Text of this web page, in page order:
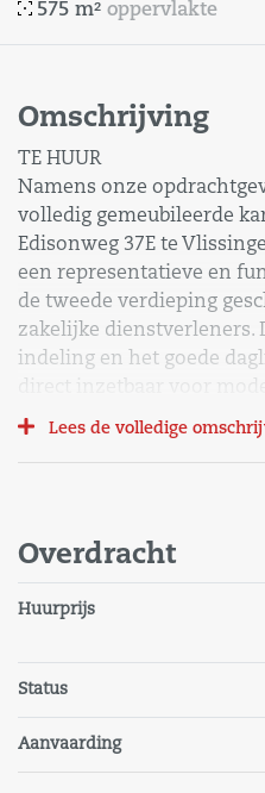
575 m² oppervlakte
Omschrijving
TE HUUR
Namens onze
volledig gemeubileerde
Edisonweg 37E te
een representatieve en
de tweede verdieping
zakelijke dienstverleners.
indeling en het goede
bereikbaar per auto en ligt
belangrijkste
directe omgeving zijn
Omgevingsplan
Vlissingen" van de
Lees de volledige
Overdracht
Huurprijs
Status
Aanvaarding